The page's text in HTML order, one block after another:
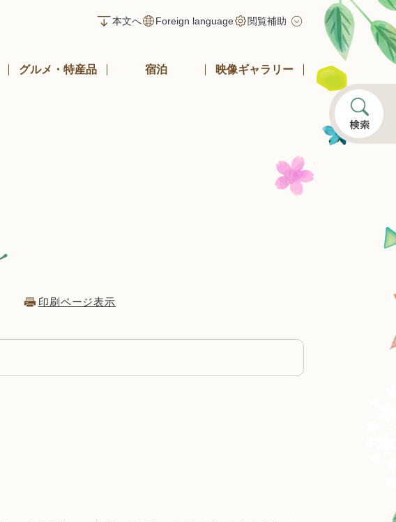
本文へ
Foreign language 閲覧補助
グルメ・特産品 宿泊 映像ギャラリー
印刷ページ表示